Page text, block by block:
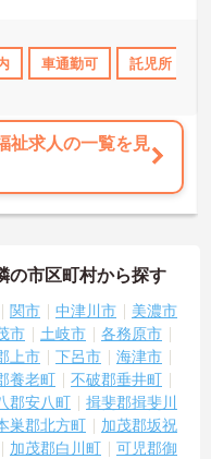
社会保険完備 交通費支給
車通勤可 託児所・育
祉求人の一覧を見
の市区町村から探す
関市 中津川市
美濃市
市 土岐市
各務原市
上市 下呂市
海津市
養老町
不破郡垂井町
郡安八町
揖斐郡揖斐川
巣郡北方町
加茂郡坂祝
加茂郡白川町
可児郡御